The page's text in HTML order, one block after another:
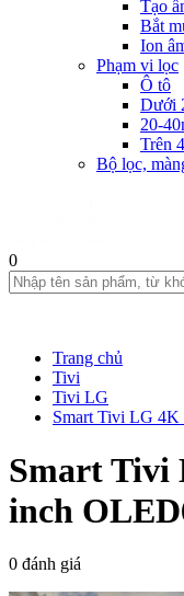
Tạo
Bắt
Ion
Phạm vi lọc
Ô tô
Dưới
20-
Trên
Bộ lọc,
0
Trang chủ
Tivi
Tivi LG
Smart Tivi LG
Smart Tivi
inch
0 đánh giá